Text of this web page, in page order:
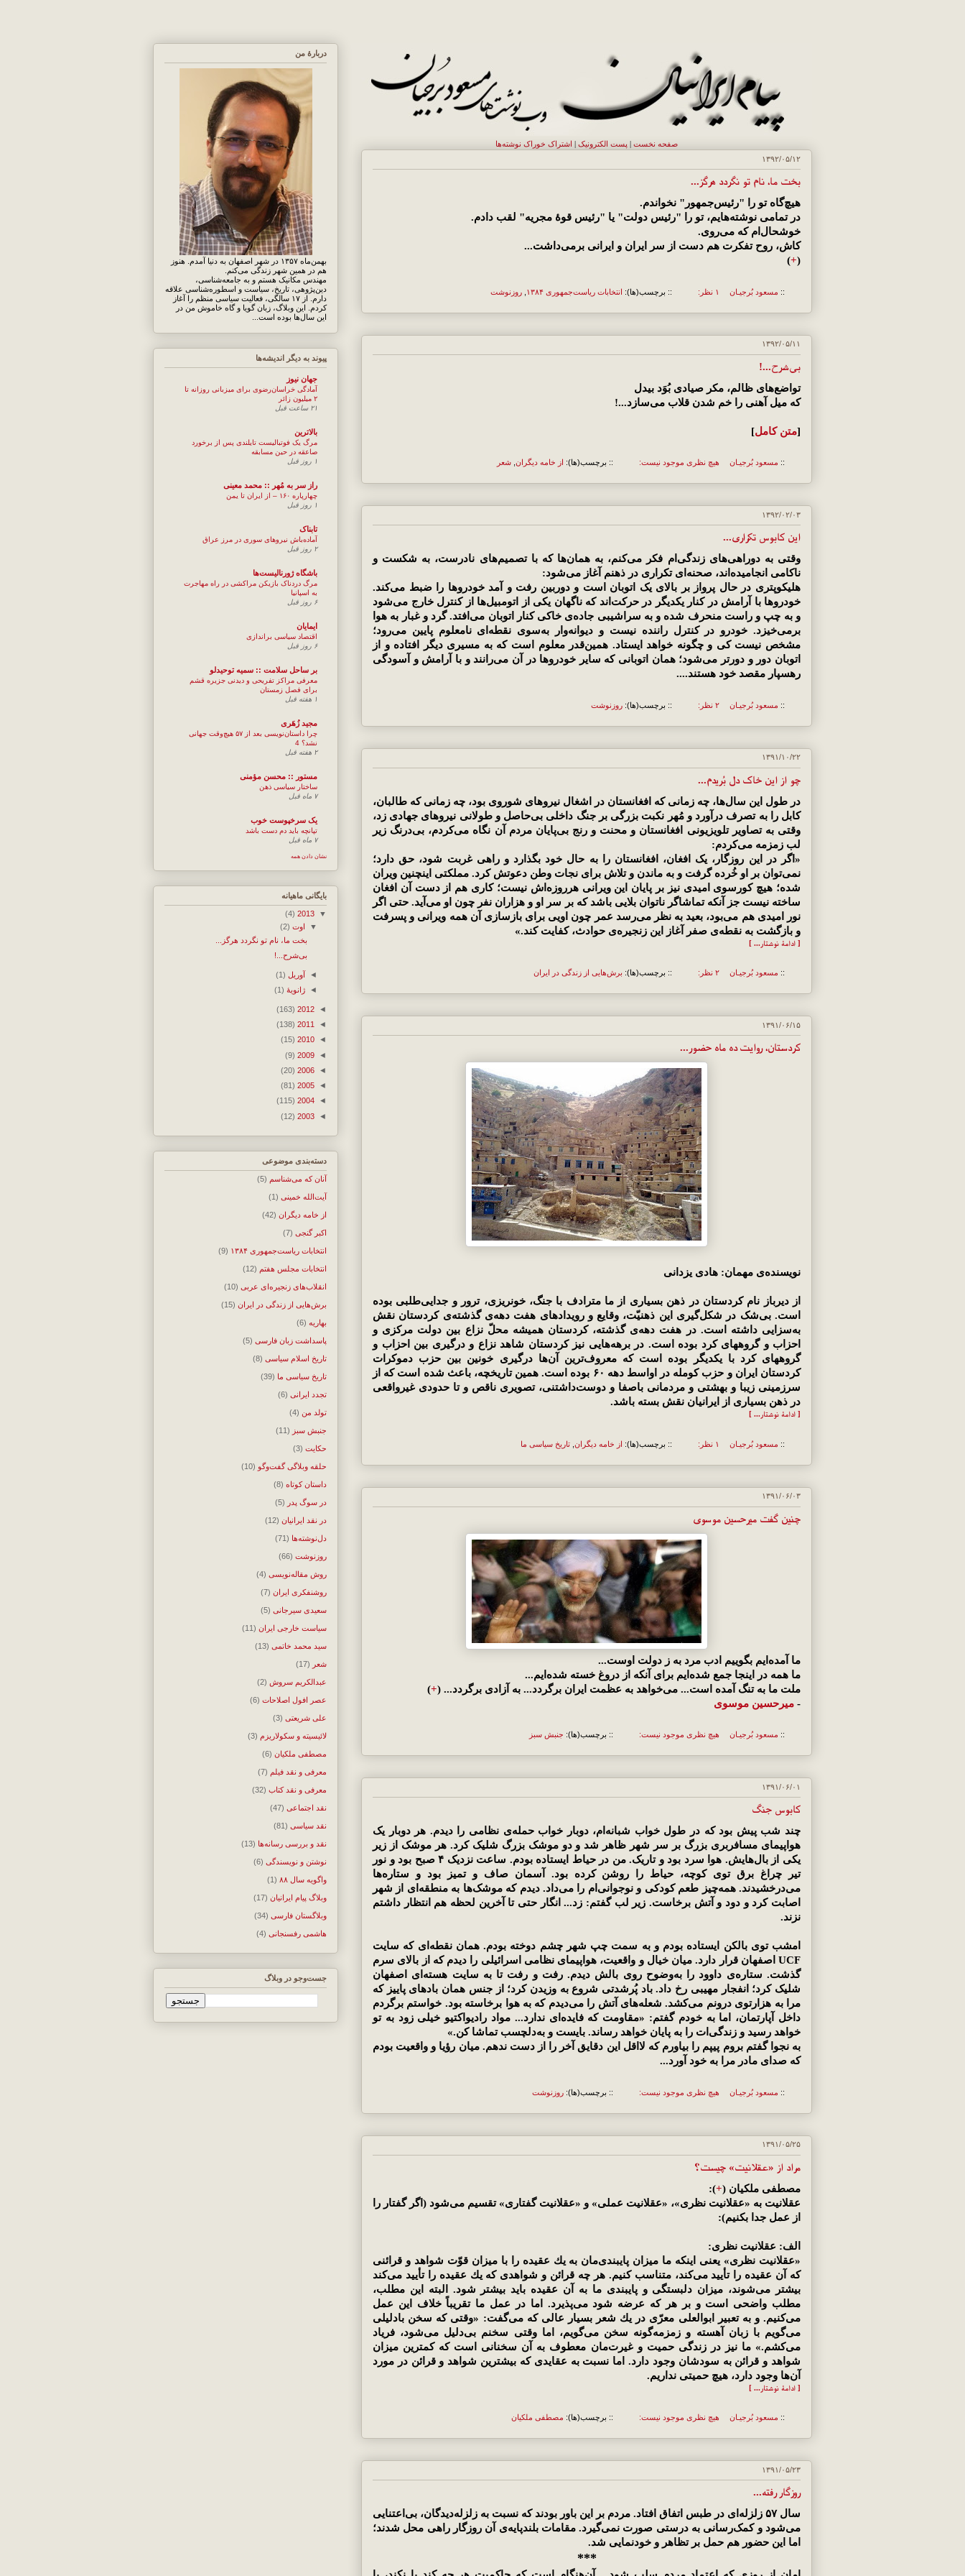
صفحه نخست | پست الکترونيک | اشتراک خوراک نوشته‌ها
۱۳۹۲/۰۵/۱۲
بخت ما، نام تو نگردد هرگز...
هیچ‌گاه تو را "رئیس‌جمهور" نخواندم.
در تمامی نوشته‌هایم، تو را "رئیس دولت" یا "رئیس قوهٔ مجریه" لقب دادم.
خوشحال‌ام که می‌روی.
کاش، روح تفکرت هم دست از سر ایران و ایرانی برمی‌داشت...
(
+
)
:: مسعود بُرجيـان ۱ نظر: :: برچسب(ها): انتخابات ریاست‌جمهوری ۱۳۸۴ روزنوشت
۱۳۹۲/۰۵/۱۱
بی‌شرح...!
تواضع‌های ظالم، مکر صیادی بُوَد بیدل
که میل آهنی را خم شدن قلاب می‌سازد...!
[متن کامل]
:: مسعود بُرجيـان هیچ نظری موجود نیست: :: برچسب(ها): از خامه دیگران شعر
۱۳۹۲/۰۲/۰۳
این کابوس تکراری...
وقتی به دوراهی‌های زندگی‌ام فکر می‌کنم، به همان‌ها که با تصمیم‌های نادرست، به شکست و
ناکامی انجامیده‌اند، صحنه‌ای تکراری در ذهنم آغاز می‌شود:
هلیکوپتری در حال پرواز بر بالای یک اتوبان است و دوربین رفت و آمد خودروها را ضبط می‌کند.
خودروها با آرامش در کنار یکدیگر در حرکت‌اند که ناگهان یکی از اتومبیل‌ها از کنترل خارج می‌شود
و به چپ و راست منحرف شده و به سراشیبی جاده‌ی خاکی کنار اتوبان می‌افتد. گرد و غبار به هوا
برمی‌خیزد. خودرو در کنترل راننده نیست و دیوانه‌وار به‌سوی نقطه‌ای نامعلوم پایین می‌رود؛
مشخص نیست کی و چگونه خواهد ایستاد. همین‌قدر معلوم است که به مسیری دیگر افتاده و از
اتوبان دور و دورتر می‌شود؛ همان اتوبانی که سایر خودروها در آن می‌رانند و با آرامش و آسودگی
رهسپار مقصد خود هستند....
:: مسعود بُرجيـان ۲ نظر: :: برچسب(ها): روزنوشت
۱۳۹۱/۱۰/۲۲
چو از این خاک دل بُریدم...
در طول این سال‌ها، چه زمانی که افغانستان در اشغال نیروهای شوروی بود، چه زمانی که طالبان،
کابل را به تصرف درآورد و مُهر نکبت بزرگی بر جنگ داخلی بی‌حاصل و طولانی نیروهای جهادی زد،
وقتی به تصاویر تلویزیونی افغانستان و محنت و رنج بی‌پایان مردم آن نگاه می‌کردم، بی‌درنگ زیر
لب زمزمه می‌کردم:
«اگر در این روزگار، یک افغان، افغانستان را به حال خود بگذارد و راهی غربت شود، حق دارد؛
نمی‌توان بر او خُرده گرفت و به ماندن و تلاش برای نجات وطن دعوتش کرد. مملکتی اینچنین ویران
شده؛ هیچ کورسوی امیدی نیز بر پایان این ویرانی هرروزه‌اش نیست؛ کاری هم از دست آن افغان
ساخته نیست جز آنکه تماشاگر ناتوان بلایی باشد که بر سر او و هزاران نفر چون او می‌آید. حتی اگر
نور امیدی هم می‌بود، بعید به نظر می‌رسد عمر چون اویی برای بازسازی آن همه ویرانی و پسرفت
و بازگشت به نقطه‌ی صفر آغاز این زنجیره‌ی حوادث، کفایت کند.»
[ ادامهٔ نوشتار... ]
:: مسعود بُرجيـان ۲ نظر: :: برچسب(ها): برش‌هایی از زندگی در ایران
۱۳۹۱/۰۶/۱۵
کردستان، روایت ده ماه حضور...
نویسنده‌ی مهمان: هادی یزدانی
از دیرباز نام کردستان در ذهن بسیاری از ما مترادف با جنگ، خونریزی، ترور و جدایی‌طلبی بوده
است. بی‌شک در شکل‌گیری این ذهنیّت، وقایع و رویدادهای هفت دهه‌ی گذشته‌ی کردستان نقش
به‌سزایی داشته است. در هفت دهه‌ی گذشته، کردستان همیشه محلّ نزاع بین دولت مرکزی و
احزاب و گروههای کرد بوده است. در برهه‌هایی نیز کردستان شاهد نزاع و درگیری بین احزاب و
گروههای کرد با یکدیگر بوده است که معروف‌ترین آن‌ها درگیری خونین بین حزب دموکرات
کردستان ایران و حزب کومله در اواسط دهه ۶۰ بوده است. همین تاریخچه، باعث شده است که از
سرزمینی زیبا و بهشتی و مردمانی باصفا و دوست‌داشتنی، تصویری ناقص و تا حدودی غیرواقعی
در ذهن بسیاری از ایرانیان نقش بسته باشد.
[ ادامهٔ نوشتار... ]
:: مسعود بُرجيـان ۱ نظر: :: برچسب(ها): از خامه دیگران تاریخ سیاسی ما
۱۳۹۱/۰۶/۰۳
چنین گفت میرحسین موسوی
ما آمده‌ایم بگوییم ادب مرد به ز دولت اوست...
ما همه در اینجا جمع شده‌ایم برای آنکه از دروغ خسته شده‌ایم...
ملت ما به تنگ آمده است... می‌خواهد به عظمت ایران برگردد... به آزادی برگردد... (+
)
- میرحسین موسوی
:: مسعود بُرجيـان هیچ نظری موجود نیست: :: برچسب(ها): جنبش سبز
۱۳۹۱/۰۶/۰۱
کابوس جنگ
چند شب پیش بود که در طول خواب شبانه‌ام، دوبار خواب حمله‌ی نظامی را دیدم. هر دوبار یک
هواپیمای مسافربری بزرگ بر سر شهر ظاهر شد و دو موشک بزرگ شلیک کرد. هر موشک از زیر
یکی از بال‌هایش. هوا سرد بود و تاریک. من در حیاط ایستاده بودم. ساعت نزدیک ۴ صبح بود و نور
تیر چراغ برق توی کوچه، حیاط را روشن کرده بود. آسمان صاف و تمیز بود و ستاره‌ها
می‌درخشیدند. همه‌چیز طعم کودکی و نوجوانی‌ام را می‌داد. دیدم که موشک‌ها به منطقه‌ای از شهر
اصابت کرد و دود و آتش برخاست. زیر لب گفتم: زد... انگار حتی تا آخرین لحظه هم انتظار داشتم
نزند.
امشب توی بالکن ایستاده بودم و به سمت چپ شهر چشم دوخته بودم. همان نقطه‌ای که سایت
UCF اصفهان قرار دارد. میان خیال و واقعیت، هواپیمای نظامی اسرائیلی را دیدم که از بالای سرم
گذشت. ستاره‌ی داوود را به‌وضوح روی بالش دیدم. رفت و رفت تا به سایت هسته‌ای اصفهان
شلیک کرد؛ انفجار مهیبی رخ داد. باد پُرشدتی شروع به وزیدن کرد؛ از جنس همان بادهای پاییز که
مرا به هزارتوی درونم می‌کشد. شعله‌های آتش را می‌دیدم که به هوا برخاسته بود. خواستم برگردم
داخل آپارتمان، اما به خودم گفتم: «مقاومت که فایده‌ای ندارد... مواد رادیواکتیو خیلی زود به تو
خواهد رسید و زندگی‌ات را به پایان خواهد رساند. بایست و به‌دلچسب تماشا کن.»
به نجوا گفتم بروم پیپم را بیاورم که لااقل این دقایق آخر را از دست ندهم. میان رؤیا و واقعیت بودم
که صدای مادر مرا به خود آورد...
:: مسعود بُرجيـان هیچ نظری موجود نیست: :: برچسب(ها): روزنوشت
۱۳۹۱/۰۵/۲۵
مراد از «عقلانیت» چیست؟
مصطفی ملکیان (+
):
عقلانیت به «عقلانیت نظری»، «عقلانیت عملی» و «عقلانیت گفتاری» تقسیم می‌شود (اگر گفتار را
از عمل جدا بكنیم):
الف: عقلانیت نظری:
«عقلانیت نظری» یعنی اینكه ما میزان پایبندی‌مان به یك عقیده را با میزان قوّت شواهد و قرائنی
كه آن عقیده را تأیید می‌كند، متناسب كنیم. هر چه قرائن و شواهدی كه یك عقیده را تأیید می‌كند
بیشتر می‌شوند، میزان دلبستگی و پایبندی ما به آن عقیده باید بیشتر شود. البته این مطلب،
مطلب واضحی است و بر هر كه عرضه شود می‌پذیرد. اما در عمل ما تقریباً خلاف این عمل
می‌كنیم. و به تعبیر ابوالعلی معرّی در یك شعر بسیار عالی كه می‌گفت: «وقتی كه سخن بادلیلی
می‌گویم با زبان آهسته و زمزمه‌گونه سخن می‌گویم، اما وقتی سخنم بی‌دلیل می‌شود، فریاد
می‌كشم.» ما نیز در زندگی حمیت و غیرت‌مان معطوف به آن سخنانی است كه كمترین میزان
شواهد و قرائن به سودشان وجود دارد. اما نسبت به عقایدی كه بیشترین شواهد و قرائن در مورد
آن‌‌ها وجود دارد، هیچ حمیتی نداریم.
[ ادامهٔ نوشتار... ]
:: مسعود بُرجيـان هیچ نظری موجود نیست: :: برچسب(ها): مصطفی ملکیان
۱۳۹۱/۰۵/۲۳
روزگار رفته...
سال ۵۷ زلزله‌ای در طبس اتفاق افتاد. مردم بر این باور بودند که نسبت به زلزله‌دیدگان، بی‌اعتنایی
می‌شود و کمک‌رسانی به درستی صورت نمی‌گیرد. مقامات بلندپایه‌ی آن روزگار راهی محل شدند؛
اما این حضور هم حمل بر تظاهر و خودنمایی شد.
***
دربارهٔ من
بهمن‌ماه ۱۳۵۷ در شهر اصفهان به دنیا آمدم. هنوز
هم در همین شهر زندگی می‌کنم.
مهندس مکانیک هستم و به جامعه‌شناسی،
دین‌پژوهی، تاریخ، سیاست و اسطوره‌شناسی علاقه
دارم. از ۱۷ سالگی، فعالیت سیاسی منظم را آغاز
کردم. این وبلاگ، زبان گویا و گاه خاموش من در
این سال‌ها بوده است...
پيوند به ديگر انديشه‌ها
جهان نيوز
آمادگی خراسان‌رضوی برای میزبانی روزانه تا
۲ میلیون زائر
۲۱ ساعت قبل
بالاترین
مرگ یک فوتبالیست تایلندی پس از برخورد
صاعقه در حین مسابقه
۱ روز قبل
راز سر به مُهر :: محمد معینی
چهارپاره ۱۶۰ – از ایران تا یمن
۱ روز قبل
تابناک
آماده‌باش نیروهای سوری در مرز عراق
۲ روز قبل
باشگاه ژورنالیست‌ها
مرگ دردناک بازیکن مراکشی در راه مهاجرت
به اسپانیا
۶ روز قبل
ایمایان
اقتصاد سیاسی براندازی
۶ روز قبل
بر ساحل سلامت :: سمیه توحیدلو
معرفی مراکز تفریحی و دیدنی جزیره قشم
برای فصل زمستان
۱ هفته قبل
مجيد زُهَری
چرا داستان‌نویسی بعد از ۵۷ هیچ‌وقت جهانی
نشد؟ 4
۲ هفته قبل
مستور :: محسن مؤمنی
ساختار سیاسی ذهن
۷ ماه قبل
یک سرخپوست خوب
تپانچه باید دم دست باشد
۷ ماه قبل
نشان دادن همه
بایگانی ماهیانه
▼
2013
(4)
▼
اوت (2)
بخت ما، نام تو نگردد هرگز...
بی‌شرح...!
◄آوریل (1)
◄ژانویهٔ (1)
◄
2012
(163)
◄
2011
(138)
◄
2010
(15)
◄
2009
(9)
◄
2006
(20)
◄
2005
(81)
◄
2004
(115)
◄
2003
(12)
دسته‌بندی موضوعی
آنان که می‌شناسم (5)
آیت‌الله خمینی (1)
از خامه دیگران (42)
اکبر گنجی (7)
انتخابات ریاست‌جمهوری ۱۳۸۴ (9)
انتخابات مجلس هفتم (12)
انقلاب‌های زنجیره‌ای عربی (10)
برش‌هایی از زندگی در ایران (15)
بهاریه (6)
پاسداشت زبان فارسی (5)
تاریخ اسلام سیاسی (8)
تاریخ سیاسی ما (39)
تجدد ایرانی (6)
تولد من (4)
جنبش سبز (11)
حکایت (3)
حلقه وبلاگی گفت‌وگو (10)
داستان کوتاه (8)
در سوگ پدر (5)
در نقد ایرانیان (12)
دل‌نوشته‌ها (71)
روزنوشت (66)
روش مقاله‌نویسی (4)
روشنفکری ایران (7)
سعیدی سیرجانی (5)
سیاست خارجی ایران (11)
سید محمد خاتمی (13)
شعر (17)
عبدالکریم سروش (2)
عصر افول اصلاحات (6)
علی شریعتی (3)
لائیسیته و سکولاریزم (3)
مصطفی ملکیان (6)
معرفی و نقد فیلم (7)
معرفی و نقد کتاب (32)
نقد اجتماعی (47)
نقد سیاسی (81)
نقد و بررسی رسانه‌ها (13)
نوشتن و نویسندگی (6)
واگویه سال ۸۸ (1)
وبلاگ پیام ایرانیان (17)
وبلاگستان فارسی (34)
هاشمی رفسنجانی (4)
جست‌وجو در وبلاگ